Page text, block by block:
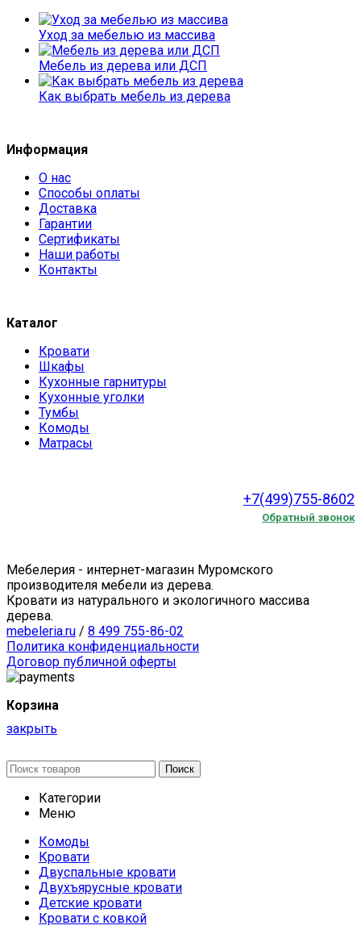
Уход за мебелью из массива
Мебель из дерева или ДСП
Как выбрать мебель из дерева
Информация
О нас
Способы оплаты
Доставка
Гарантии
Сертификаты
Наши работы
Контакты
Каталог
Кровати
Шкафы
Кухонные гарнитуры
Кухонные уголки
Тумбы
Комоды
Матрасы
+7(499)755-8602
Обратный звонок
Мебелерия - интернет-магазин Муромского
производителя мебели из дерева.
Кровати из натурального и экологичного массива
дерева.
mebeleria.ru / 8 499 755-86-02
Политика конфиденциальности
Договор публичной оферты
Корзина
закрыть
Поиск
Категории
Меню
Комоды
Кровати
Двуспальные кровати
Двухъярусные кровати
Детские кровати
Кровати с ковкой